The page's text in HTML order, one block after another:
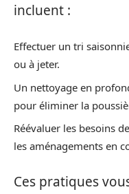
incluent :
Effectuer un tri
ou à jeter.
Un nettoyage en
pour éliminer la
Réévaluer les besoins
les aménagements en
Ces pratiques